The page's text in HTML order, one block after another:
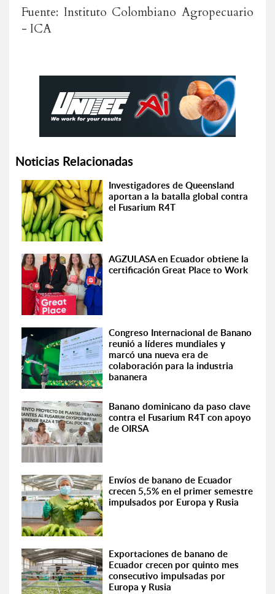
Fuente: Instituto Colombiano Agropecuario
- ICA
Noticias Relacionadas
Investigadores de Queensland
aportan a la batalla global contra
el Fusarium R4T
AGZULASA en Ecuador obtiene la
certificación Great Place to Work
Congreso Internacional de Banano
reunió a líderes mundiales y
marcó una nueva era de
colaboración para la industria
bananera
Banano dominicano da paso clave
contra el Fusarium R4T con apoyo
de OIRSA
Envíos de banano de Ecuador
crecen 5,5% en el primer semestre
impulsados por Europa y Rusia
Exportaciones de banano de
Ecuador crecen por quinto mes
consecutivo impulsadas por
Europa y Rusia